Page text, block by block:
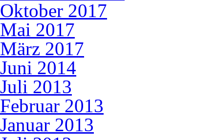
Oktober 2017
Mai 2017
März 2017
Juni 2014
Juli 2013
Februar 2013
Januar 2013